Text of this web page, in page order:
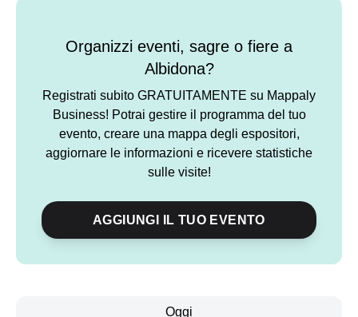
Organizzi eventi, sagre o fiere a
Albidona?
Registrati subito GRATUITAMENTE su Mappaly
Business! Potrai gestire il programma del tuo
evento, creare una mappa degli espositori,
aggiornare le informazioni e ricevere statistiche
sulle visite!
AGGIUNGI IL TUO EVENTO
Oggi